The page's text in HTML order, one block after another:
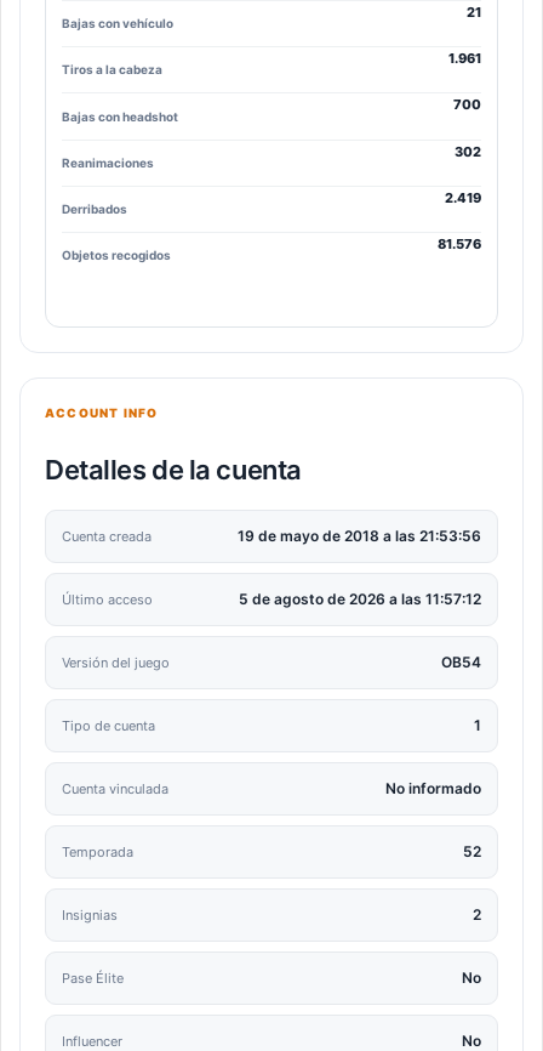
Bajas con vehículo
21
Tiros a la cabeza
1.961
Bajas con headshot
700
Reanimaciones
302
Derribados
2.419
Objetos recogidos
81.576
ACCOUNT INFO
Detalles de la cuenta
Cuenta creada 19 de mayo de 2018 a las 21:53:56
Último acceso 5 de agosto de 2026 a las 11:57:12
Versión del juego OB54
Tipo de cuenta 1
Cuenta vinculada No informado
Temporada 52
Insignias 2
Pase Élite No
Influencer No